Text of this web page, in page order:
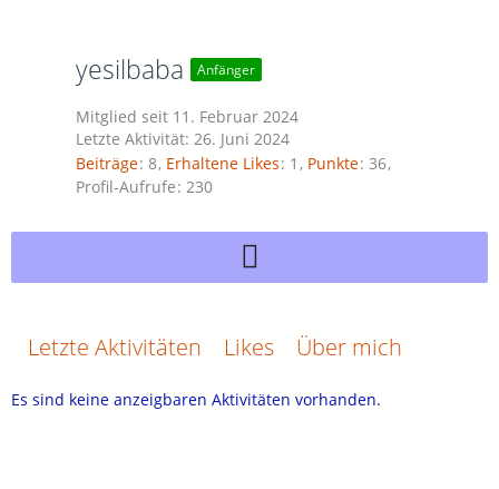
yesilbaba Anfänger
Mitglied seit 11. Februar 2024
Letzte Aktivität: 26. Juni 2024
Beiträge 8 Erhaltene Likes 1 Punkte 36
Profil-Aufrufe 230
Letzte Aktivitäten Likes Über mich
Es sind keine anzeigbaren Aktivitäten vorhanden.